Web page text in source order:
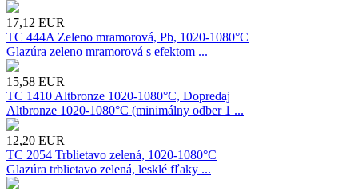
17,12 EUR
TC 444A Zeleno mramorová, Pb, 1020-1080°C
Glazúra zeleno mramorová s efektom ...
15,58 EUR
TC 1410 Altbronze 1020-1080°C, Dopredaj
Altbronze 1020-1080°C (minimálny odber 1 ...
12,20 EUR
TC 2054 Trblietavo zelená, 1020-1080°C
Glazúra trblietavo zelená, lesklé fľaky ...